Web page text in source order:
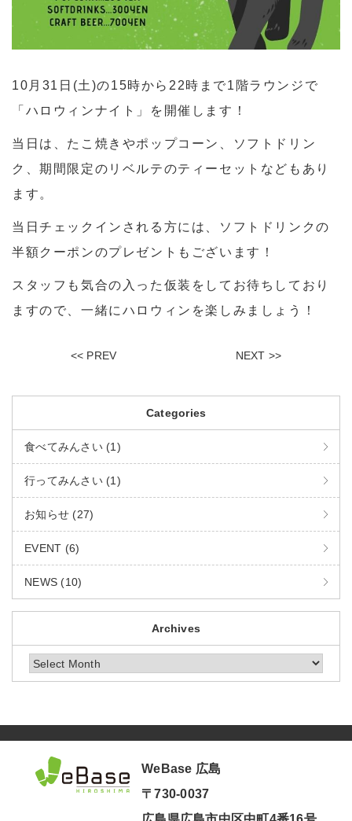
10月31日(土)の15時から22時まで1階ラウンジで
「ハロウィンナイト」を開催します！
当日は、たこ焼きやポップコーン、ソフトドリン
ク、期間限定のリベルテのティーセットなどもあり
ます。
当日チェックインされる方には、
ソフトドリンクの
半額クーポンのプレゼントもございます！
スタッフも気合の入った仮装をしてお待ちしており
ますので、 一緒にハロウィンを楽しみましょう！
<< PREV NEXT >>
Categories
食べてみんさい (1)
行ってみんさい (1)
お知らせ (27)
EVENT (6)
NEWS (10)
Archives
Archives
WeBase 広島
〒730-0037